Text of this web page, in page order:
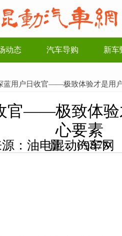
动态 汽车导购 新车
蓝用户日收官——极致体验才是用
官——极致体验
心要素
2025-06-02 来源：油电混动汽车网 编辑：李一博 浏览量： 69875